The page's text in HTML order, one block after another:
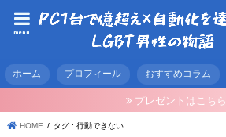
menu
ホーム プロフィール おすすめコラム
プレゼントはこちら
HOME タグ : 行動できない